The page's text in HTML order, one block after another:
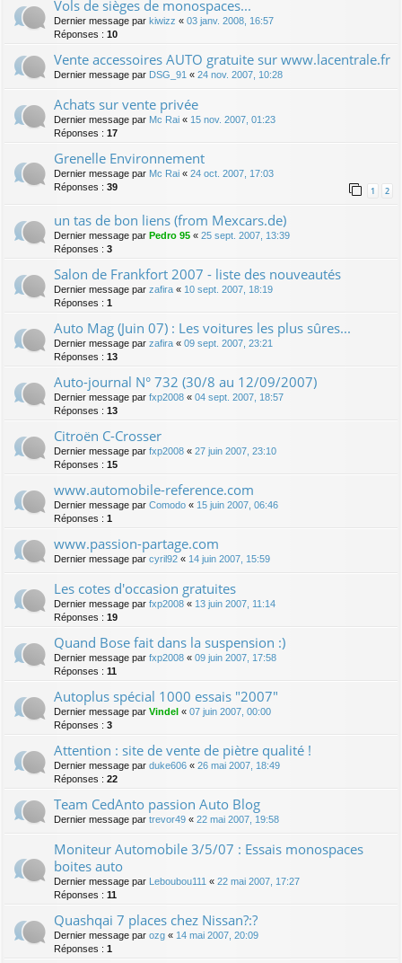
Vols de sièges de monospaces...
Dernier message par kiwizz « 03 janv. 2008, 16:57
Réponses : 10
Vente accessoires AUTO gratuite sur www.lacentrale.fr
Dernier message par DSG_91 « 24 nov. 2007, 10:28
Achats sur vente privée
Dernier message par Mc Rai « 15 nov. 2007, 01:23
Réponses : 17
Grenelle Environnement
Dernier message par Mc Rai « 24 oct. 2007, 17:03
Réponses : 39 1 2
un tas de bon liens (from Mexcars.de)
Dernier message par Pedro 95 « 25 sept. 2007, 13:39
Réponses : 3
Salon de Frankfort 2007 - liste des nouveautés
Dernier message par zafira « 10 sept. 2007, 18:19
Réponses : 1
Auto Mag (Juin 07) : Les voitures les plus sûres...
Dernier message par zafira « 09 sept. 2007, 23:21
Réponses : 13
Auto-journal N° 732 (30/8 au 12/09/2007)
Dernier message par fxp2008 « 04 sept. 2007, 18:57
Réponses : 13
Citroën C-Crosser
Dernier message par fxp2008 « 27 juin 2007, 23:10
Réponses : 15
www.automobile-reference.com
Dernier message par Comodo « 15 juin 2007, 06:46
Réponses : 1
www.passion-partage.com
Dernier message par cyril92 « 14 juin 2007, 15:59
Les cotes d'occasion gratuites
Dernier message par fxp2008 « 13 juin 2007, 11:14
Réponses : 19
Quand Bose fait dans la suspension :)
Dernier message par fxp2008 « 09 juin 2007, 17:58
Réponses : 11
Autoplus spécial 1000 essais "2007"
Dernier message par Vindel « 07 juin 2007, 00:00
Réponses : 3
Attention : site de vente de piètre qualité !
Dernier message par duke606 « 26 mai 2007, 18:49
Réponses : 22
Team CedAnto passion Auto Blog
Dernier message par trevor49 « 22 mai 2007, 19:58
Moniteur Automobile 3/5/07 : Essais monospaces
boites auto
Dernier message par Leboubou111 « 22 mai 2007, 17:27
Réponses : 11
Quashqai 7 places chez Nissan?:?
Dernier message par ozg « 14 mai 2007, 20:09
Réponses : 1